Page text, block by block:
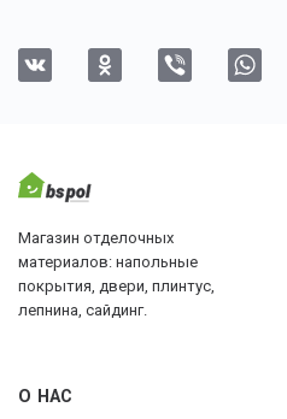
Магазин отделочных
материалов: напольные
покрытия, двери, плинтус,
лепнина, сайдинг.
О НАС